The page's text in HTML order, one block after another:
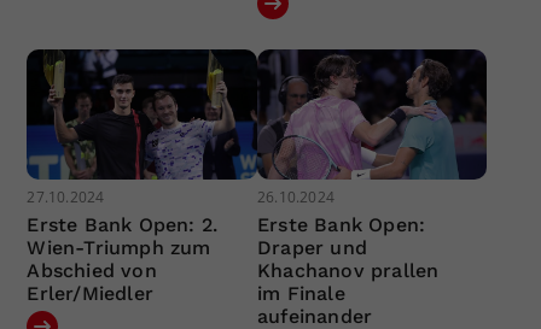
27.10.2024
Erste Bank Open: 2.
Wien-Triumph zum
Abschied von
Erler/Miedler
26.10.2024
Erste Bank Open:
Draper und
Khachanov prallen
im Finale
aufeinander